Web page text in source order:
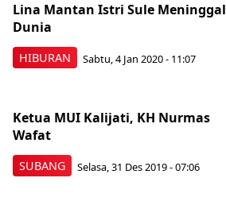
HIBURAN
Lina Mantan Istri Sule Meninggal
Dunia
Sabtu, 4 Jan 2020 - 11:07
SUBANG
Ketua MUI Kalijati, KH Nurmas
Wafat
Selasa, 31 Des 2019 - 07:06